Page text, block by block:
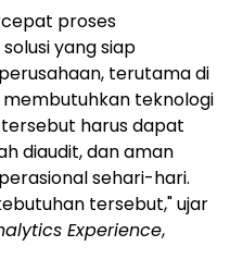
proses
yang siap
terutama di
teknologi
harus dapat
diaudit, dan aman
sehari-hari.
tersebut," ujar
Experience,